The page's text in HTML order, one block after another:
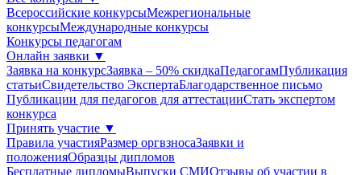
Всероссийские конкурсыМежрегиональные
конкурсыМеждународные конкурсы
Конкурсы педагогам
Онлайн заявки ▼
Заявка на конкурсЗаявка – 50% скидкаПедагогамПубликация
статьиСвидетельство ЭкспертаБлагодарcтвенное письмо
Публикации для педагогов для аттестацииСтать экспертом
конкурса
Принять участие ▼
Правила участияРазмер оргвзносаЗаявки и
положенияОбразцы дипломов
Бесплатные дипломыВыпуски СМИОтзывы об участии в